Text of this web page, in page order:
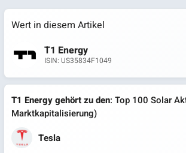
Wert in diesem Artikel
T1 Energy
ISIN: US35834F1049
T1 Energy gehört zu den: Top 100 Solar
Marktkapitalisierung)
Tesla